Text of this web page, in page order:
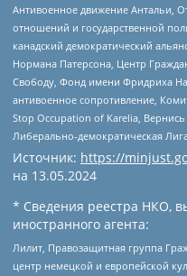
Антивоенное движение Антальи,
отношений и государственной
канадский демократический
Нормана Патерсона, Центр
Свободу, Фонд имени Фридриха
антивоенное сопротивление,
Stop Occupation of Karelia,
Либерально-демократическая
Источник: https://
на 13.05.2024
* Сведения реестра НКО,
иностранного агента:
Лилит, Правозащитная группа
центр немецкой и европейской